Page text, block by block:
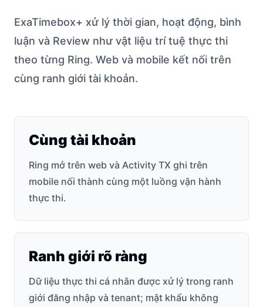
ExaTimebox+ xử lý thời gian, hoạt động, bình
luận và Review như vật liệu trí tuệ thực thi
theo từng Ring. Web và mobile kết nối trên
cùng ranh giới tài khoản.
Cùng tài khoản
Ring mở trên web và Activity TX ghi trên
mobile nối thành cùng một luồng vận hành
thực thi.
Ranh giới rõ ràng
Dữ liệu thực thi cá nhân được xử lý trong ranh
giới đăng nhập và tenant; mật khẩu không